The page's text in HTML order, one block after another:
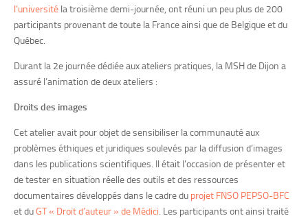
l’université la troisième demi-journée, ont réuni un peu plus de 200
participants provenant de toute la France ainsi que de Belgique et du
Québec.
Durant la 2e journée dédiée aux ateliers pratiques, la MSH de Dijon a
assuré l’animation de deux ateliers :
Droits des images
Cet atelier avait pour objet de sensibiliser la communauté aux
problèmes éthiques et juridiques soulevés par la diffusion d’images
dans les publications scientifiques. Il était l’occasion de présenter et
de tester en situation réelle des outils et des ressources
documentaires développés dans le cadre du projet FNSO PEPSO-BFC
et duGT « Droit d’auteur » de Médici. Les participants ont ainsi traité